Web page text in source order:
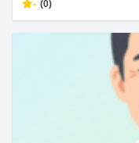
- (0)